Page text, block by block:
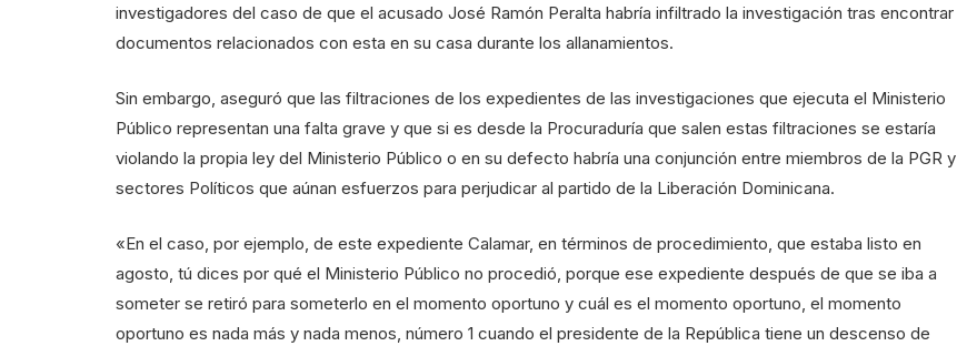
investigadores del caso de que el acusado José Ramón Peralta habría infiltrado la investigación tras encontrar
documentos relacionados con esta en su casa durante los allanamientos.
Sin embargo, aseguró que las filtraciones de los expedientes de las investigaciones que ejecuta el Ministerio
Público representan una falta grave y que si es desde la Procuraduría que salen estas filtraciones se estaría
violando la propia ley del Ministerio Público o en su defecto habría una conjunción entre miembros de la PGR y
sectores Políticos que aúnan esfuerzos para perjudicar al partido de la Liberación Dominicana.
«En el caso, por ejemplo, de este expediente Calamar, en términos de procedimiento, que estaba listo en
agosto, tú dices por qué el Ministerio Público no procedió, porque ese expediente después de que se iba a
someter se retiró para someterlo en el momento oportuno y cuál es el momento oportuno, el momento
oportuno es nada más y nada menos, número 1 cuando el presidente de la República tiene un descenso de